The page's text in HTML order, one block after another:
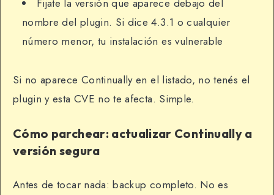
Fijate la versión que aparece debajo del
nombre del plugin. Si dice 4.3.1 o cualquier
número menor, tu instalación es vulnerable
Si no aparece Continually en el listado, no tenés el
plugin y esta CVE no te afecta. Simple.
Cómo parchear: actualizar Continually a
versión segura
Antes de tocar nada: backup completo. No es